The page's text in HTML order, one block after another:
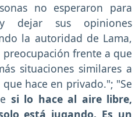
no esperaron para
dejar sus opiniones
la autoridad de Lama,
frente a que
situaciones similares a
hace en privado."; "Se
si lo hace al aire libre,
está jugando. Es un